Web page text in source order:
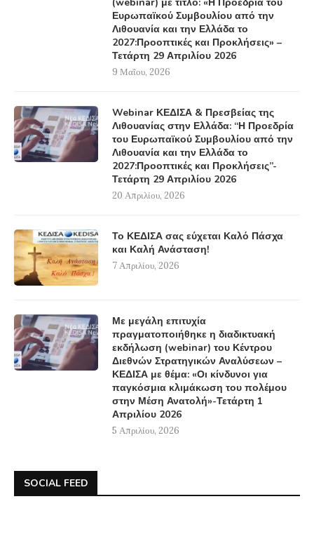
Ευρωπαϊκού Συμβουλίου από την
Λιθουανία και την Ελλάδα το
2027:Προοπτικές και Προκλήσεις» –
Τετάρτη 29 Απριλίου 2026
9 Μαΐου, 2026
Webinar ΚΕΔΙΣΑ & Πρεσβείας της
Λιθουανίας στην Ελλάδα: “Η Προεδρία
του Ευρωπαϊκού Συμβουλίου από την
Λιθουανία και την Ελλάδα το
2027:Προοπτικές και Προκλήσεις”-
Τετάρτη 29 Απριλίου 2026
20 Απριλίου, 2026
Το ΚΕΔΙΣΑ σας εύχεται Καλό Πάσχα
και Καλή Ανάσταση!
7 Απριλίου, 2026
Με μεγάλη επιτυχία
πραγματοποιήθηκε η διαδικτυακή
εκδήλωση (webinar) του Κέντρου
Διεθνών Στρατηγικών Αναλύσεων –
ΚΕΔΙΣΑ με θέμα: «Οι κίνδυνοι για
παγκόσμια κλιμάκωση του πολέμου
στην Μέση Ανατολή»-Τετάρτη 1
Απριλίου 2026
5 Απριλίου, 2026
SOCIAL FEED